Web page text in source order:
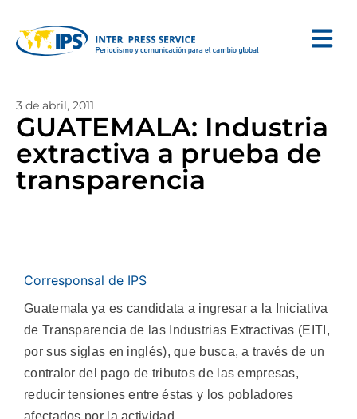
3 de abril, 2011
GUATEMALA: Industria
extractiva a prueba de
transparencia
Corresponsal de IPS
Guatemala ya es candidata a ingresar a la Iniciativa
de Transparencia de las Industrias Extractivas (EITI,
por sus siglas en inglés), que busca, a través de un
contralor del pago de tributos de las empresas,
reducir tensiones entre éstas y los pobladores
afectados por la actividad.